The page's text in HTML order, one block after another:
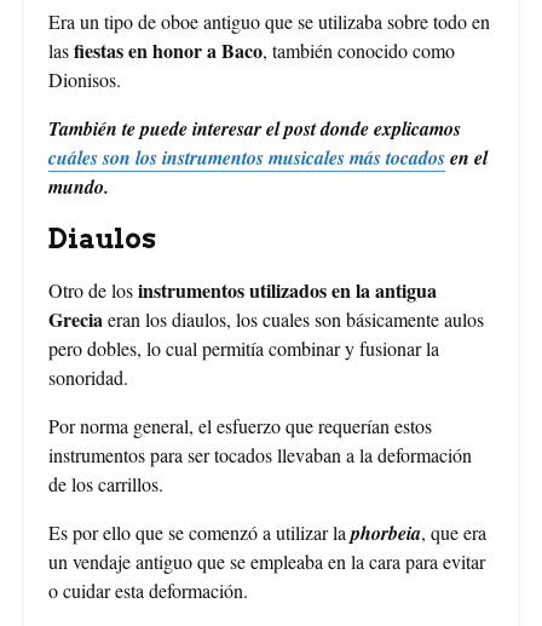
Era un tipo de oboe antiguo que se utilizaba sobre todo en
lasfiestas en honor a Baco, también conocido como
Dionisos.
También te puede interesar el post donde explicamos
cuáles son los instrumentos musicales más tocadosen el
mundo.
Diaulos
Otro de losinstrumentos utilizados en la antigua
Greciaeran los diaulos, los cuales son básicamente aulos
pero dobles, lo cual permitía combinar y fusionar la
sonoridad.
Por norma general, el esfuerzo que requerían estos
instrumentos para ser tocados llevaban a la deformación
de los carrillos.
Es por ello que se comenzó a utilizar laphorbeia, que era
un vendaje antiguo que se empleaba en la cara para evitar
o cuidar esta deformación.